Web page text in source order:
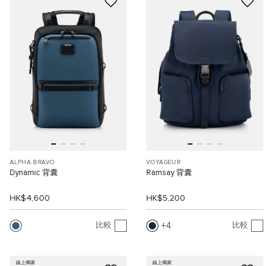
ALPHA BRAVO
Dynamic 背囊
HK$4,600
比較
VOYAGEUR
Ramsay 背囊
HK$5,200
4 比較
線上獨家 線上獨家